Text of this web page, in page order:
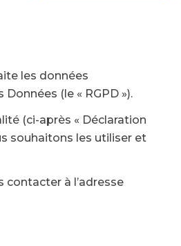
les données
(le « RGPD »).
(ci-après « Déclaration
souhaitons les utiliser et
à l’adresse